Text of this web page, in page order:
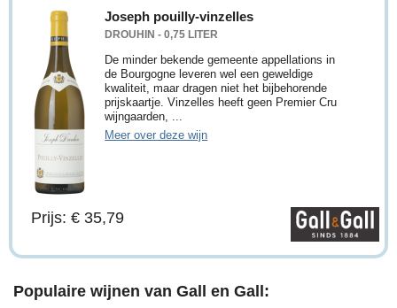
Joseph pouilly-vinzelles
DROUHIN - 0,75 LITER
De minder bekende gemeente appellations in
de Bourgogne leveren wel een geweldige
kwaliteit, maar dragen niet het bijbehorende
prijskaartje. Vinzelles heeft geen Premier Cru
wijngaarden, ...
Meer over deze wijn
Prijs: € 35,79
Populaire wijnen van Gall en Gall: